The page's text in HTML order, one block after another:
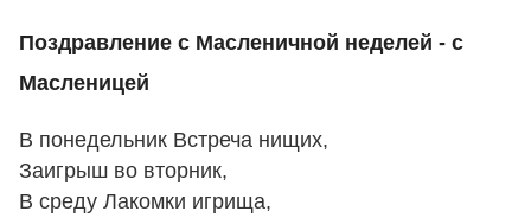
Поздравление с Масленичной неделей - с
Масленицей
В понедельник Встреча нищих,
Заигрыш во вторник,
В среду Лакомки игрища,